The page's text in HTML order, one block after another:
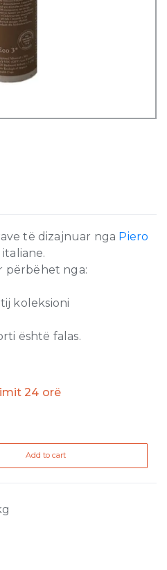
të dizajnuar nga Piero
përbëhet nga:
koleksioni
është falas.
24 orë
Add to cart